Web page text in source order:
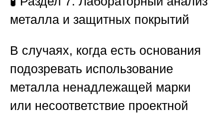
металла и защитных покрытий
В случаях, когда есть основания
подозревать использование
металла ненадлежащей марки
или несоответствие проектной